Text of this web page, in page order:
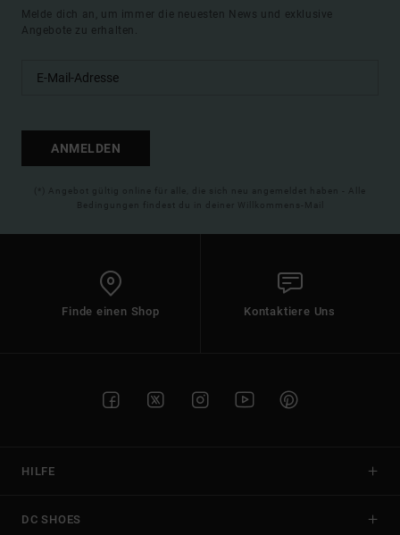
Melde dich an, um immer die neuesten News und exklusive
Angebote zu erhalten.
ANMELDEN
(*) Angebot gültig online für alle, die sich neu angemeldet haben - Alle
Bedingungen findest du in deiner Willkommens-Mail
Finde einen Shop Kontaktiere Uns
HILFE
DC SHOES